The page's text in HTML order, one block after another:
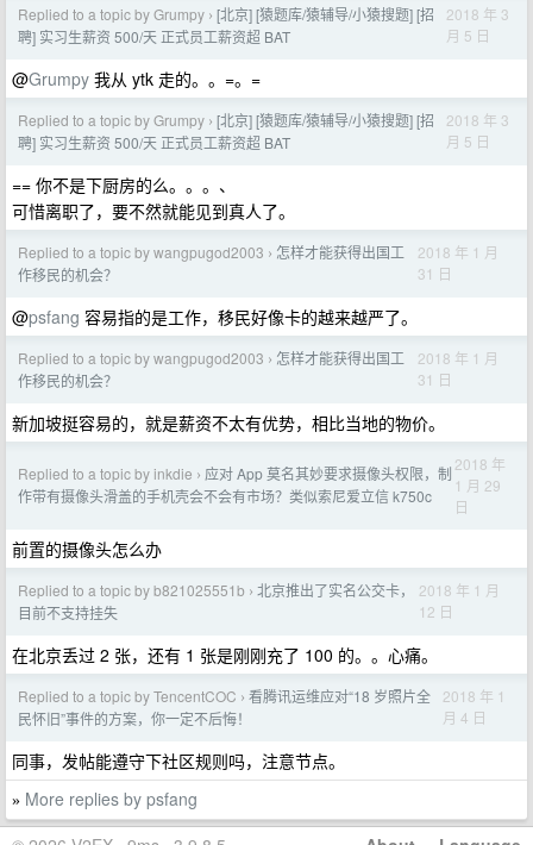
Replied to a topic by Grumpy › [北京] [猿题库/猿辅导/小猿搜题] [招
聘] 实习生薪资 500/天 正式员工薪资超 BAT
2018 年 3
月 5 日
@Grumpy 我从 ytk 走的。。=。=
Replied to a topic by Grumpy › [北京] [猿题库/猿辅导/小猿搜题] [招
聘] 实习生薪资 500/天 正式员工薪资超 BAT
2018 年 3
月 5 日
== 你不是下厨房的么。。。、
可惜离职了，要不然就能见到真人了。
Replied to a topic by wangpugod2003 › 怎样才能获得出国工
作移民的机会？
2018 年 1 月
31 日
@psfang 容易指的是工作，移民好像卡的越来越严了。
Replied to a topic by wangpugod2003 › 怎样才能获得出国工
作移民的机会？
2018 年 1 月
31 日
新加坡挺容易的，就是薪资不太有优势，相比当地的物价。
Replied to a topic by inkdie › 应对 App 莫名其妙要求摄像头权限，制
作带有摄像头滑盖的手机壳会不会有市场？类似索尼爱立信 k750c
2018 年
1 月 29
日
前置的摄像头怎么办
Replied to a topic by b821025551b › 北京推出了实名公交卡，
目前不支持挂失
2018 年 1 月
12 日
在北京丢过 2 张，还有 1 张是刚刚充了 100 的。。心痛。
Replied to a topic by TencentCOC › 看腾讯运维应对“18 岁照片全
民怀旧”事件的方案，你一定不后悔！
2018 年 1
月 4 日
同事，发帖能遵守下社区规则吗，注意节点。
» More replies by psfang